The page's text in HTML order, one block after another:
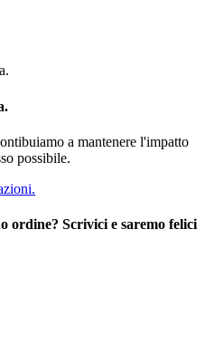
a mantenere l'impatto
possibile.
ordine? Scrivici e saremo felici